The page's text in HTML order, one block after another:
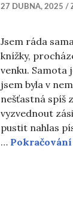
27 DUBNA, 2025
Jsem ráda
knížky,
venku. Samota
jsem byla v
nešťastná spíš
vyzvednout
pustit nahlas
…